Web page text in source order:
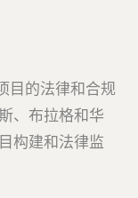
目的法律和合规
、布拉格和华
构建和法律监